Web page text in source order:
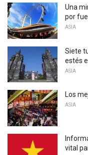
Una
por
ASIA
Siete
estés
ASIA
Los
ASIA
vital